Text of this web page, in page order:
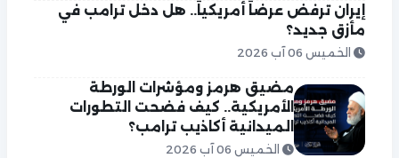
إيران ترفض عرضاً أمريكياً.. هل دخل ترامب في
مأزق جديد؟
الخميس 06 آب 2026
مضيق هرمز ومؤشرات الورطة
الأمريكية.. كيف فضحت التطورات
الميدانية أكاذيب ترامب؟
الخميس 06 آب 2026